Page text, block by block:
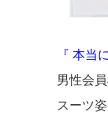
『 本当
男性会
スーツ